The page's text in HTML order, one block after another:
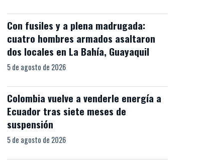
Con fusiles y a plena madrugada:
cuatro hombres armados asaltaron
dos locales en La Bahía, Guayaquil
5 de agosto de 2026
Colombia vuelve a venderle energía a
Ecuador tras siete meses de
suspensión
5 de agosto de 2026